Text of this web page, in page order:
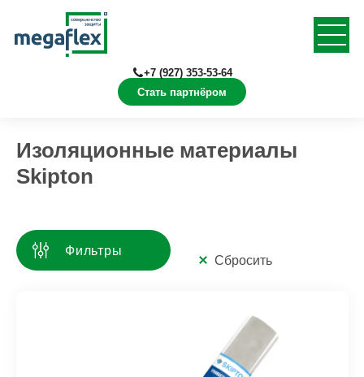
Стать партнёром
+7 (927) 353-53-64
Изоляционные материалы
Skipton
Фильтры
Сбросить